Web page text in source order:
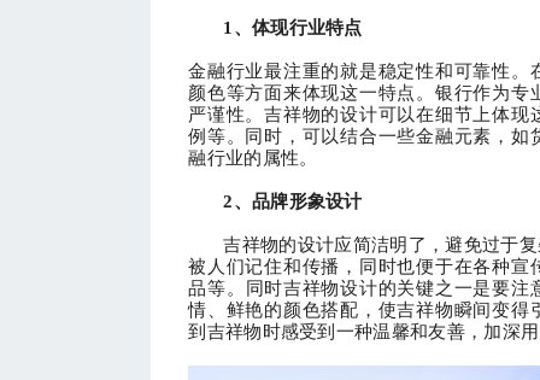
1、体现行业特点
金融行业最注重的就是稳定性和可靠性。
颜色等方面来体现这一特点。银行作为
严谨性。吉祥物的设计可以在细节上体
例等。同时，可以结合一些金融元素，如
融行业的属性。
2、品牌形象设计
吉祥物的设计应简洁明了，避免过于
被人们记住和传播，同时也便于在各种宣
品等。 同时吉祥物设计的关键之一是要注
情、鲜艳的颜色搭配，使吉祥物瞬间变得
到吉祥物时感受到一种温馨和友善，加深